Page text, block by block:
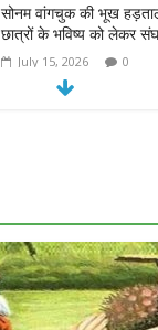
सोनम वांगचुक की भूख
छात्रों के भविष्य को लेकर
July 15, 2026 0
7वें वेतनमान की मांग: जल
राजनाथ सिंह से लगाई गुहार
July 7, 2026 0